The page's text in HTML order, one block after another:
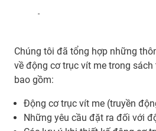
-
Chúng tôi đã tổng hợp những
về động cơ trục vít me trong sách
bao gồm:
Động cơ trục vít me (truyền
Những yêu cầu đặt ra đối với